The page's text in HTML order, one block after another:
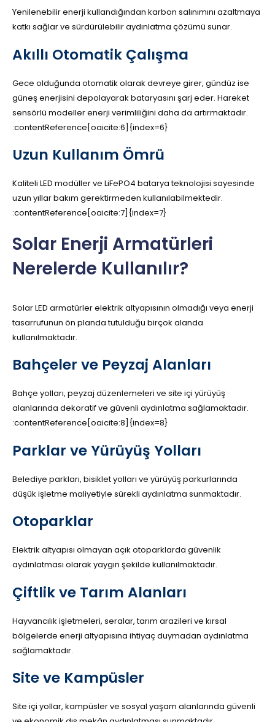
Yenilenebilir enerji kullandığından karbon salınımını azaltmaya
katkı sağlar ve sürdürülebilir aydınlatma çözümü sunar.
Akıllı Otomatik Çalışma
Gece olduğunda otomatik olarak devreye girer, gündüz ise
güneş enerjisini depolayarak bataryasını şarj eder. Hareket
sensörlü modeller enerji verimliliğini daha da artırmaktadır.
:contentReference[oaicite:6]{index=6}
Uzun Kullanım Ömrü
Kaliteli LED modüller ve LiFePO4 batarya teknolojisi sayesinde
uzun yıllar bakım gerektirmeden kullanılabilmektedir.
:contentReference[oaicite:7]{index=7}
Solar Enerji Armatürleri
Nerelerde Kullanılır?
Solar LED armatürler elektrik altyapısının olmadığı veya enerji
tasarrufunun ön planda tutulduğu birçok alanda
kullanılmaktadır.
Bahçeler ve Peyzaj Alanları
Bahçe yolları, peyzaj düzenlemeleri ve site içi yürüyüş
alanlarında dekoratif ve güvenli aydınlatma sağlamaktadır.
:contentReference[oaicite:8]{index=8}
Parklar ve Yürüyüş Yolları
Belediye parkları, bisiklet yolları ve yürüyüş parkurlarında
düşük işletme maliyetiyle sürekli aydınlatma sunmaktadır.
Otoparklar
Elektrik altyapısı olmayan açık otoparklarda güvenlik
aydınlatması olarak yaygın şekilde kullanılmaktadır.
Çiftlik ve Tarım Alanları
Hayvancılık işletmeleri, seralar, tarım arazileri ve kırsal
bölgelerde enerji altyapısına ihtiyaç duymadan aydınlatma
sağlamaktadır.
Site ve Kampüsler
Site içi yollar, kampüsler ve sosyal yaşam alanlarında güvenli